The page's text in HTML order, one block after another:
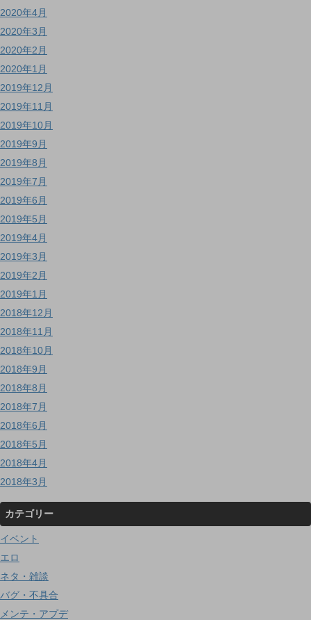
2020年4月
2020年3月
2020年2月
2020年1月
2019年12月
2019年11月
2019年10月
2019年9月
2019年8月
2019年7月
2019年6月
2019年5月
2019年4月
2019年3月
2019年2月
2019年1月
2018年12月
2018年11月
2018年10月
2018年9月
2018年8月
2018年7月
2018年6月
2018年5月
2018年4月
2018年3月
カテゴリー
イベント
エロ
ネタ・雑談
バグ・不具合
メンテ・アプデ